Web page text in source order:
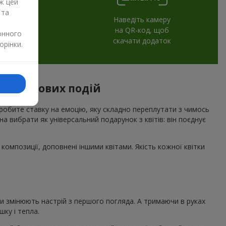
Наведіть камеру
на QR-код, щоб
скачати додаток
подій
ставку на емоцію, яку складно переплутати з чимось
як універсальний подарунок з квітів: він поєднує
доповнені іншими квітами. Якість кожної квітки
змінюють настрій з першого погляда. А тримаючи в руках
і тепла.